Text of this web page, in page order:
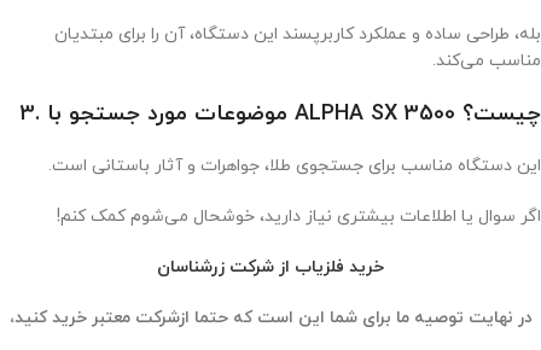
بله، طراحی ساده و عملکرد کاربرپسند این دستگاه، آن را برای مبتدیان
مناسب می‌کند.
3. موضوعات مورد جستجو با ALPHA SX 3500 چیست؟
این دستگاه مناسب برای جستجوی طلا، جواهرات و آثار باستانی است.
اگر سوال یا اطلاعات بیشتری نیاز دارید، خوشحال می‌شوم کمک کنم!
خرید فلزیاب از شرکت زرشناسان
در نهایت توصیه ما برای شما این است که حتما ازشرکت معتبر خرید کنید،